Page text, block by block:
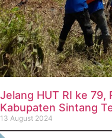
Jelang HUT RI ke 79,
Kabupaten Sintang
13 August 2024